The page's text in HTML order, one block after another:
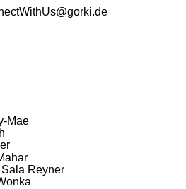
Mae
Sala Reyner